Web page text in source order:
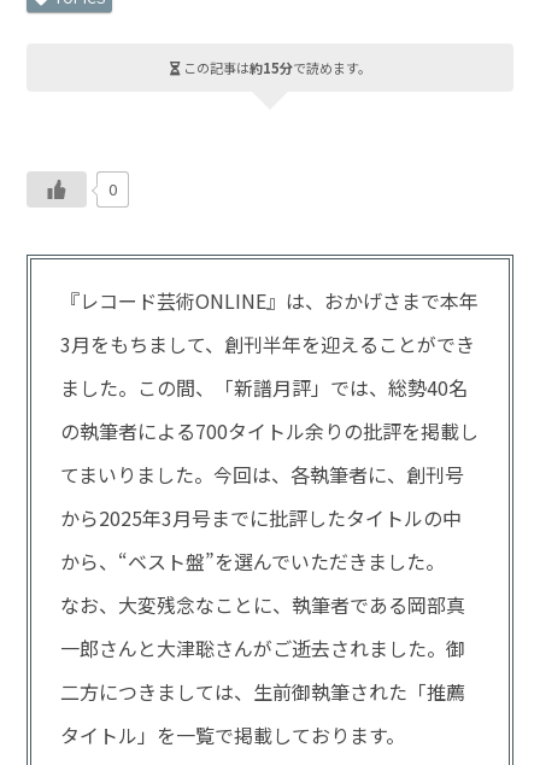
この記事は約15分で読めます。
0
『レコード芸術ONLINE』は、おかげさまで本年
3月をもちまして、創刊半年を迎えることができ
ました。この間、「新譜月評」では、総勢40名
の執筆者による700タイトル余りの批評を掲載し
てまいりました。今回は、各執筆者に、創刊号
から2025年3月号までに批評したタイトルの中
から、“ベスト盤”を選んでいただきました。
なお、大変残念なことに、執筆者である岡部真
一郎さんと大津聡さんがご逝去されました。御
二方につきましては、生前御執筆された「推薦
タイトル」を一覧で掲載しております。